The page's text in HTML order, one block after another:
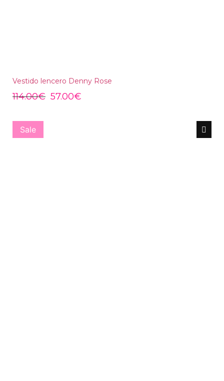
Vestido lencero Denny Rose
114.00€ 57.00€
Sale